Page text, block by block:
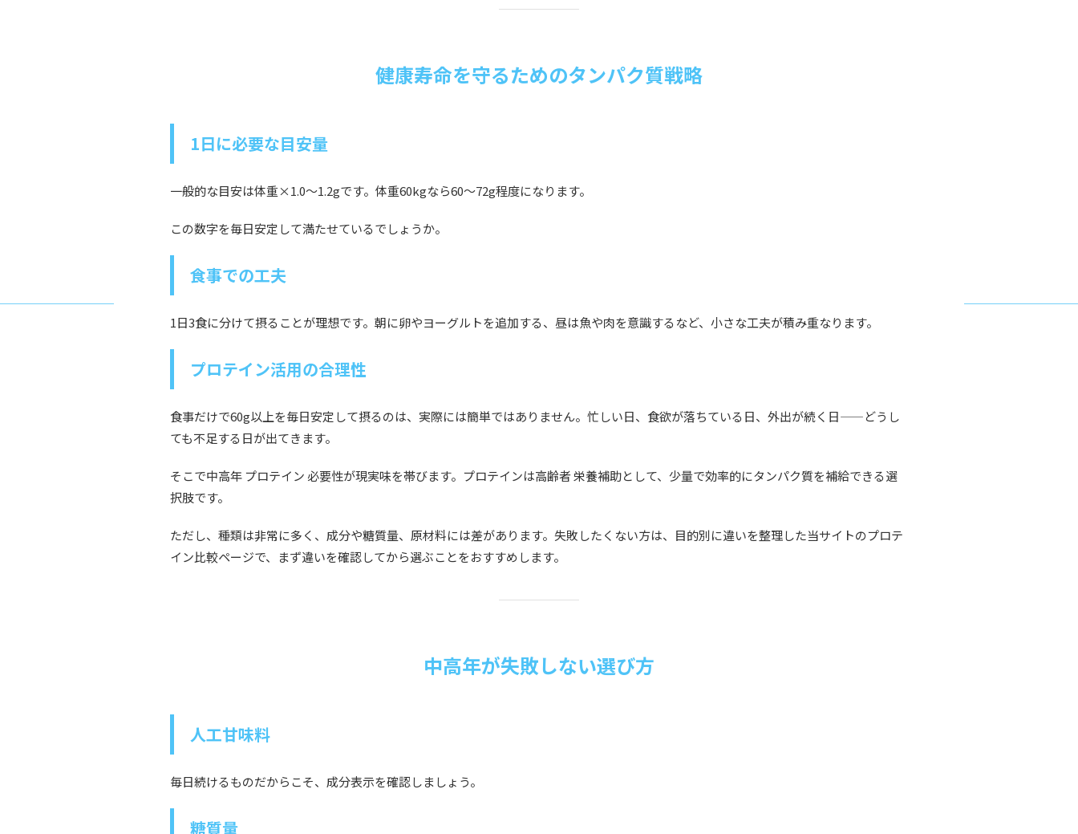
健康寿命を守るためのタンパク質戦略
1日に必要な目安量
一般的な目安は体重×1.0〜1.2gです。体重60kgなら60〜72g程度になります。
この数字を毎日安定して満たせているでしょうか。
食事での工夫
1日3食に分けて摂ることが理想です。朝に卵やヨーグルトを追加する、昼は魚や肉を意識するなど、小さな工夫が積み重なります。
プロテイン活用の合理性
食事だけで60g以上を毎日安定して摂るのは、実際には簡単ではありません。忙しい日、食欲が落ちている日、外出が続く日——どうし
ても不足する日が出てきます。
そこで中高年 プロテイン 必要性が現実味を帯びます。プロテインは高齢者 栄養補助として、少量で効率的にタンパク質を補給できる選
択肢です。
ただし、種類は非常に多く、成分や糖質量、原材料には差があります。失敗したくない方は、目的別に違いを整理した当サイトのプロテ
イン比較ページで、まず違いを確認してから選ぶことをおすすめします。
中高年が失敗しない選び方
人工甘味料
毎日続けるものだからこそ、成分表示を確認しましょう。
糖質量